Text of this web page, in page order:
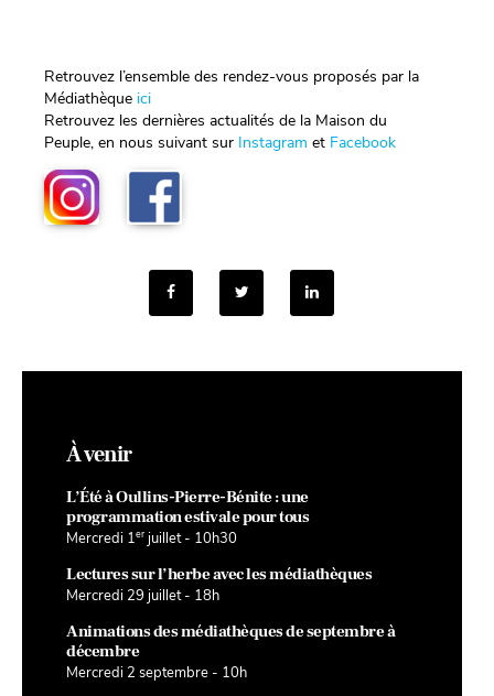
Retrouvez l’ensemble des rendez-vous proposés par la
Médiathèque ici
Retrouvez les dernières actualités de la Maison du
Peuple, en nous suivant sur Instagram et Facebook
À venir
L’Été à Oullins-Pierre-Bénite : une
programmation estivale pour tous
Mercredi 1er juillet - 10h30
Lectures sur l’herbe avec les médiathèques
Mercredi 29 juillet - 18h
Animations des médiathèques de septembre à
décembre
Mercredi 2 septembre - 10h